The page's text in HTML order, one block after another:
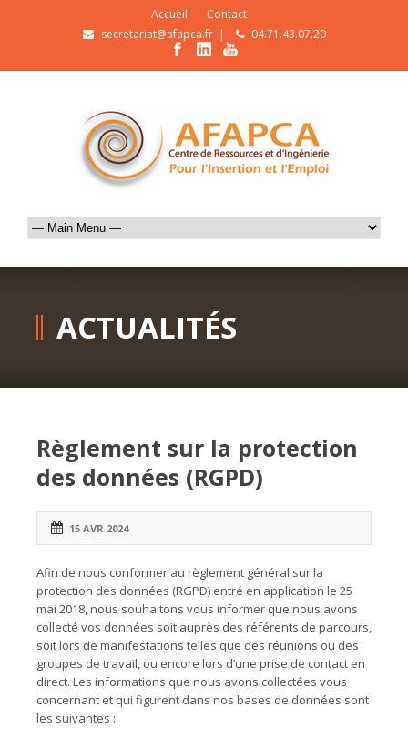
Accueil
Contact
secretariat@afapca.fr| 04.71.43.07.20
ACTUALITÉS
Règlement sur la protection
des données (RGPD)
15 AVR 2024
Afin de nous conformer au règlement général sur la
protection des données (RGPD) entré en application le 25
mai 2018, nous souhaitons vous informer que nous avons
collecté vos données soit auprès des référents de parcours,
soit lors de manifestations telles que des réunions ou des
groupes de travail, ou encore lors d’une prise de contact en
direct. Les informations que nous avons collectées vous
concernant et qui figurent dans nos bases de données sont
les suivantes :